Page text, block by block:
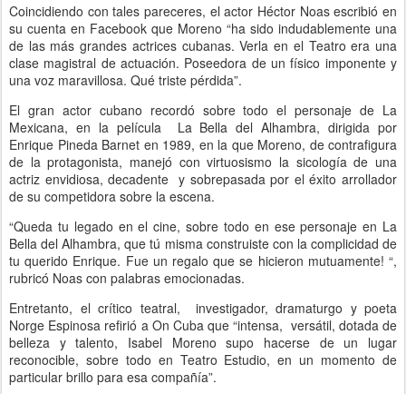
Coincidiendo con tales pareceres, el actor Héctor Noas escribió en
su cuenta en Facebook que Moreno “ha sido indudablemente una
de las más grandes actrices cubanas. Verla en el Teatro era una
clase magistral de actuación. Poseedora de un físico imponente y
una voz maravillosa. Qué triste pérdida”.
El gran actor cubano recordó sobre todo el personaje de La
Mexicana, en la película La Bella del Alhambra, dirigida por
Enrique Pineda Barnet en 1989, en la que Moreno, de contrafigura
de la protagonista, manejó con virtuosismo la sicología de una
actriz envidiosa, decadente y sobrepasada por el éxito arrollador
de su competidora sobre la escena.
“Queda tu legado en el cine, sobre todo en ese personaje en La
Bella del Alhambra, que tú misma construiste con la complicidad de
tu querido Enrique. Fue un regalo que se hicieron mutuamente! “,
rubricó Noas con palabras emocionadas.
Entretanto, el crítico teatral, investigador, dramaturgo y poeta
Norge Espinosa refirió a On Cuba que “intensa, versátil, dotada de
belleza y talento, Isabel Moreno supo hacerse de un lugar
reconocible, sobre todo en Teatro Estudio, en un momento de
particular brillo para esa compañía”.